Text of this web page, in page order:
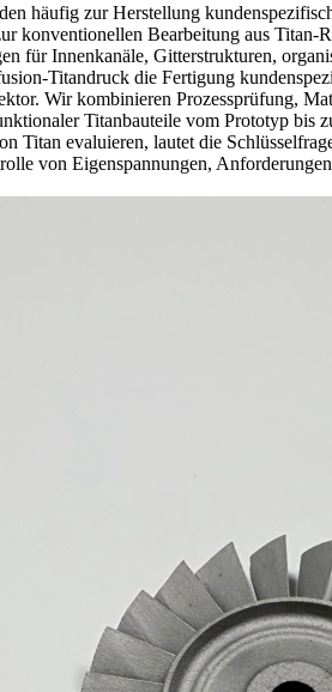
häufig zur Herstellung
konventionellen Bearbeitung aus
für Innenkanäle, Gitterstrukturen,
Titandruck die Fertigung
Wir kombinieren Prozessprüfung,
Titanbauteile vom Prototyp bis
Titan evaluieren, lautet die
von Eigenspannungen,